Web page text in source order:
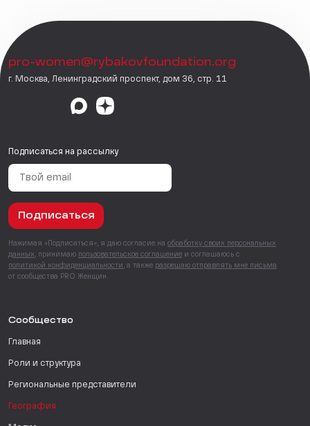
pro-women@rybakovfoundation.org
г. Москва, Ленинградский проспект, дом 36, стр. 11
Подписаться на рассылку
Подписаться
Нажимая «Подписаться», я даю согласие на обработку своих персональных
данных , принимаю пользовательское соглашение и соглашаюсь с
политикой конфиденциальности , а также разрешаю отправлять мне письма
от сообщества PRO Женщин.
Сообщество
Главная
Роли и структура
Региональные представители
География